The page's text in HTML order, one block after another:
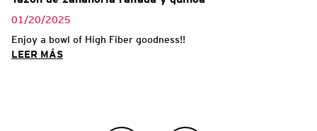
01/20/2025
Enjoy a bowl of High Fiber goodness!!
LEER MÁS